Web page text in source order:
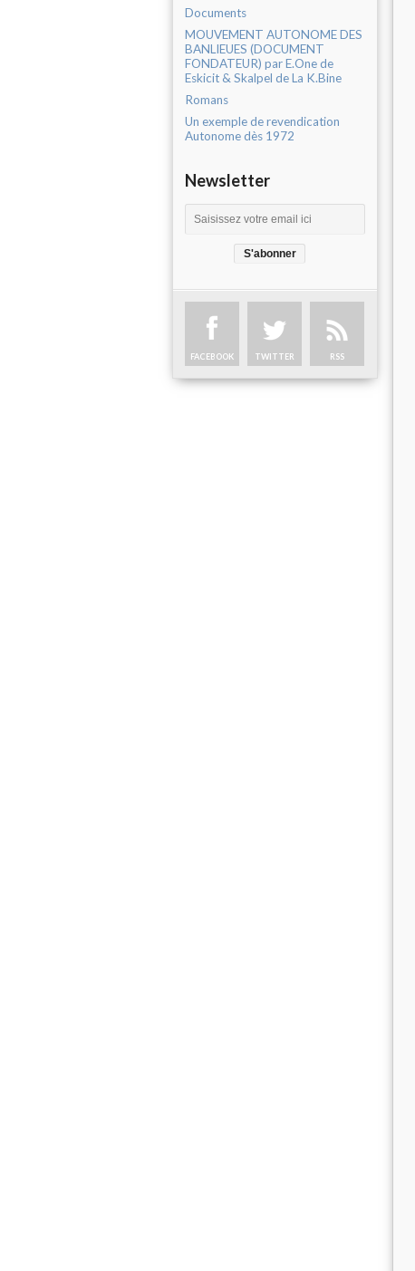
Documents
MOUVEMENT AUTONOME DES
BANLIEUES (DOCUMENT
FONDATEUR) par E.One de
Eskicit & Skalpel de La K.Bine
Romans
Un exemple de revendication
Autonome dès 1972
Newsletter
FACEBOOK TWITTER RSS